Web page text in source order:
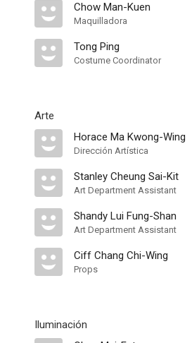
Chow Man-Kuen
Maquilladora
Tong Ping
Costume Coordinator
Arte
Horace Ma Kwong-Wing
Dirección Artística
Stanley Cheung Sai-Kit
Art Department Assistant
Shandy Lui Fung-Shan
Art Department Assistant
Ciff Chang Chi-Wing
Props
Iluminación